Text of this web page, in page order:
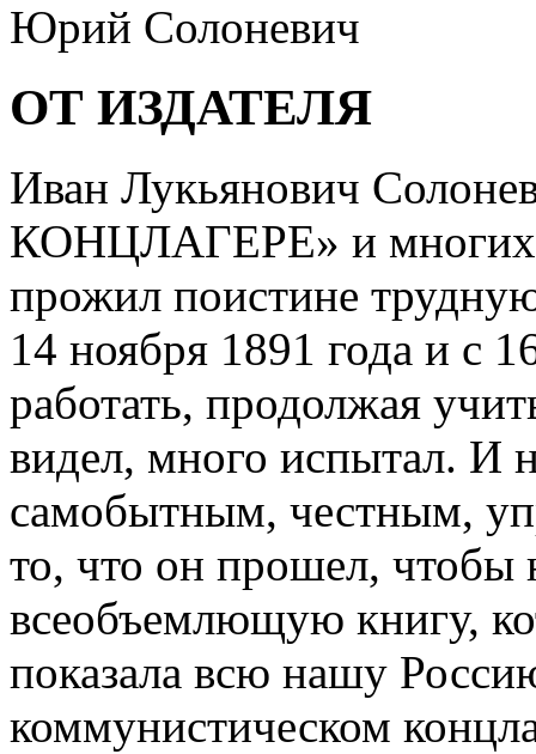
Юрий Солоневич
ОТ ИЗДАТЕЛЯ
Иван Лукьянович
КОНЦЛАГЕРЕ» и многих
прожил поистине
14 ноября 1891 года и с
работать, продолжая
видел, много испытал. И
самобытным, честным,
то, что он прошел, чтобы
всеобъемлющую книгу,
показала всю нашу
коммунистическом